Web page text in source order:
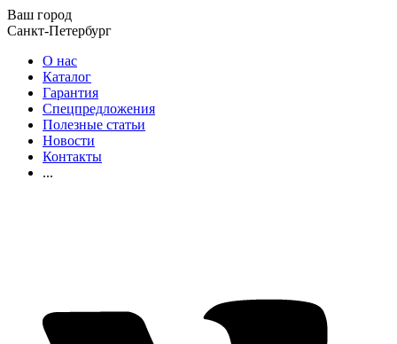
Ваш город
Санкт-Петербург
О нас
Каталог
Гарантия
Спецпредложения
Полезные статьи
Новости
Контакты
...